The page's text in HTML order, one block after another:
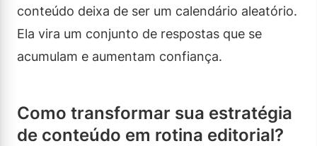
conteúdo deixa de ser um calendário aleatório.
Ela vira um conjunto de respostas que se
acumulam e aumentam confiança.
Como transformar sua estratégia
de conteúdo em rotina editorial?